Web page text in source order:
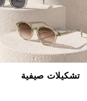
تشكيلات صيفية